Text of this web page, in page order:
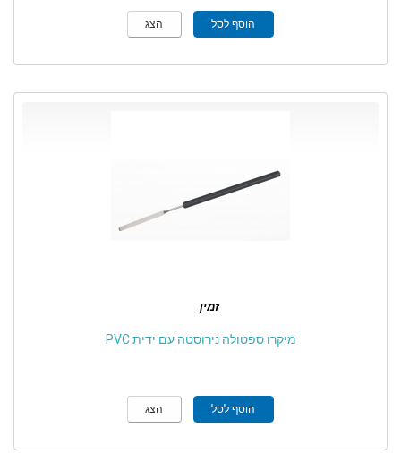
הוסף לסל הצג
זמין
מיקרו ספטולה נירוסטה עם ידית PVC
הוסף לסל הצג